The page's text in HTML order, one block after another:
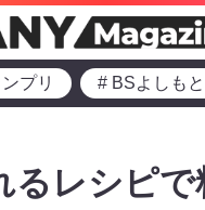
プリ # BSよしもと
レシピで